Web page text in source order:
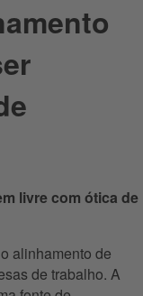
livre com ótica de
alinhamento de
de trabalho. A